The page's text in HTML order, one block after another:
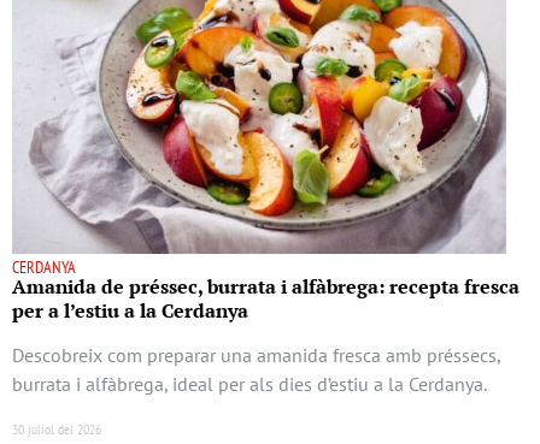
CERDANYA
Amanida de préssec, burrata i alfàbrega: recepta fresca
per a l’estiu a la Cerdanya
Descobreix com preparar una amanida fresca amb préssecs,
burrata i alfàbrega, ideal per als dies d’estiu a la Cerdanya.
30 juliol del 2026